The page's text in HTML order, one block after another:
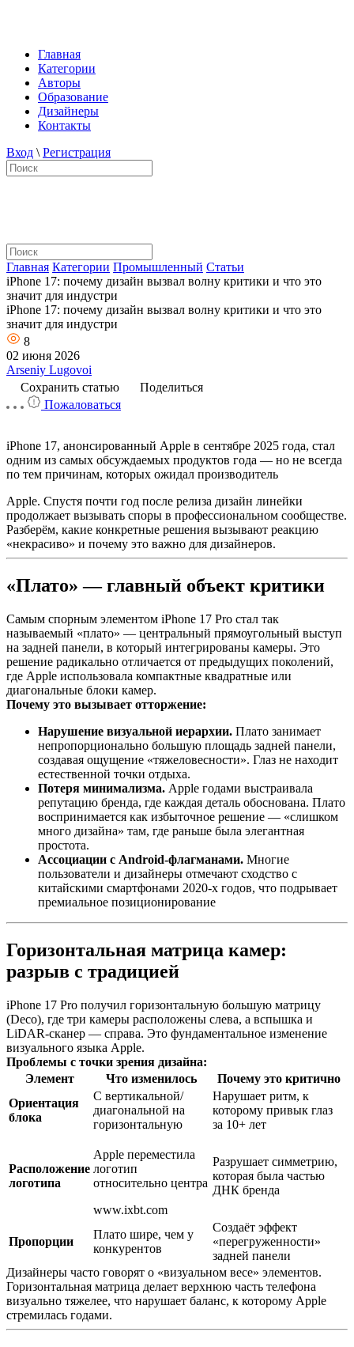
Главная
Категории
Авторы
Образование
Дизайнеры
Контакты
Вход \ Регистрация
Главная Категории Промышленный Статьи
iPhone 17: почему дизайн вызвал волну критики и что это
значит для индустри
iPhone 17: почему дизайн вызвал волну критики и что это
значит для индустри
8
02 июня 2026
Arseniy Lugovoi
Сохранить статью
Поделиться
Пожаловаться
iPhone 17, анонсированный Apple в сентябре 2025 года, стал
одним из самых обсуждаемых продуктов года — но не всегда
по тем причинам, которых ожидал производитель
Apple. Спустя почти год после релиза дизайн линейки
продолжает вызывать споры в профессиональном сообществе.
Разберём, какие конкретные решения вызывают реакцию
«некрасиво» и почему это важно для дизайнеров.
«Плато» — главный объект критики
Самым спорным элементом iPhone 17 Pro стал так
называемый «плато» — центральный прямоугольный выступ
на задней панели, в который интегрированы камеры. Это
решение радикально отличается от предыдущих поколений,
где Apple использовала компактные квадратные или
диагональные блоки камер.
Почему это вызывает отторжение:
Нарушение визуальной иерархии. Плато занимает
непропорционально большую площадь задней панели,
создавая ощущение «тяжеловесности». Глаз не находит
естественной точки отдыха.
Потеря минимализма. Apple годами выстраивала
репутацию бренда, где каждая деталь обоснована. Плато
воспринимается как избыточное решение — «слишком
много дизайна» там, где раньше была элегантная
простота.
Ассоциации с Android-флагманами. Многие
пользователи и дизайнеры отмечают сходство с
китайскими смартфонами 2020-х годов, что подрывает
премиальное позиционирование
Горизонтальная матрица камер:
разрыв с традицией
iPhone 17 Pro получил горизонтальную большую матрицу
(Deco), где три камеры расположены слева, а вспышка и
LiDAR-сканер — справа. Это фундаментальное изменение
визуального языка Apple.
Проблемы с точки зрения дизайна:
Элемент
Что изменилось
Почему это критично
Ориентация
блока
С вертикальной/
диагональной на
горизонтальную
Нарушает ритм, к
которому привык глаз
за 10+ лет
Расположение
логотипа
Apple переместила
логотип
относительно центра
www.ixbt.com
Разрушает симметрию,
которая была частью
ДНК бренда
Пропорции
Плато шире, чем у
конкурентов
Создаёт эффект
«перегруженности»
задней панели
Дизайнеры часто говорят о «визуальном весе» элементов.
Горизонтальная матрица делает верхнюю часть телефона
визуально тяжелее, что нарушает баланс, к которому Apple
стремилась годами.